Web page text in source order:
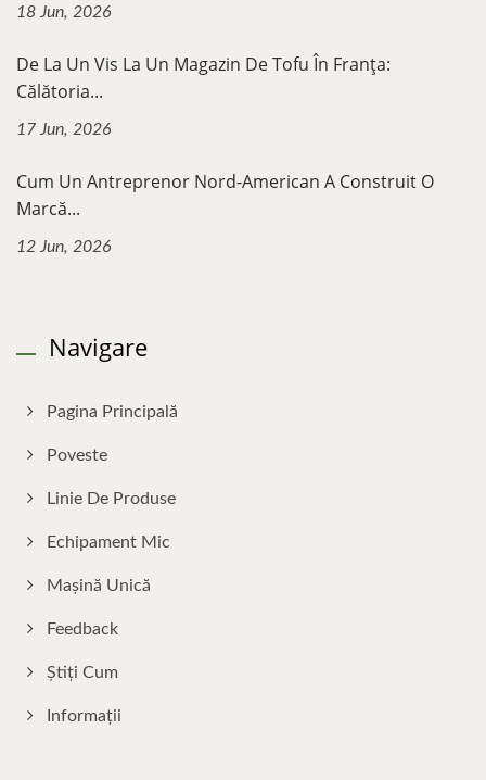
18 Jun, 2026
De La Un Vis La Un Magazin De Tofu În Franța:
Călătoria...
17 Jun, 2026
Cum Un Antreprenor Nord-American A Construit O
Marcă...
12 Jun, 2026
Navigare
Pagina Principală
Poveste
Linie De Produse
Echipament Mic
Mașină Unică
Feedback
Știți Cum
Informații